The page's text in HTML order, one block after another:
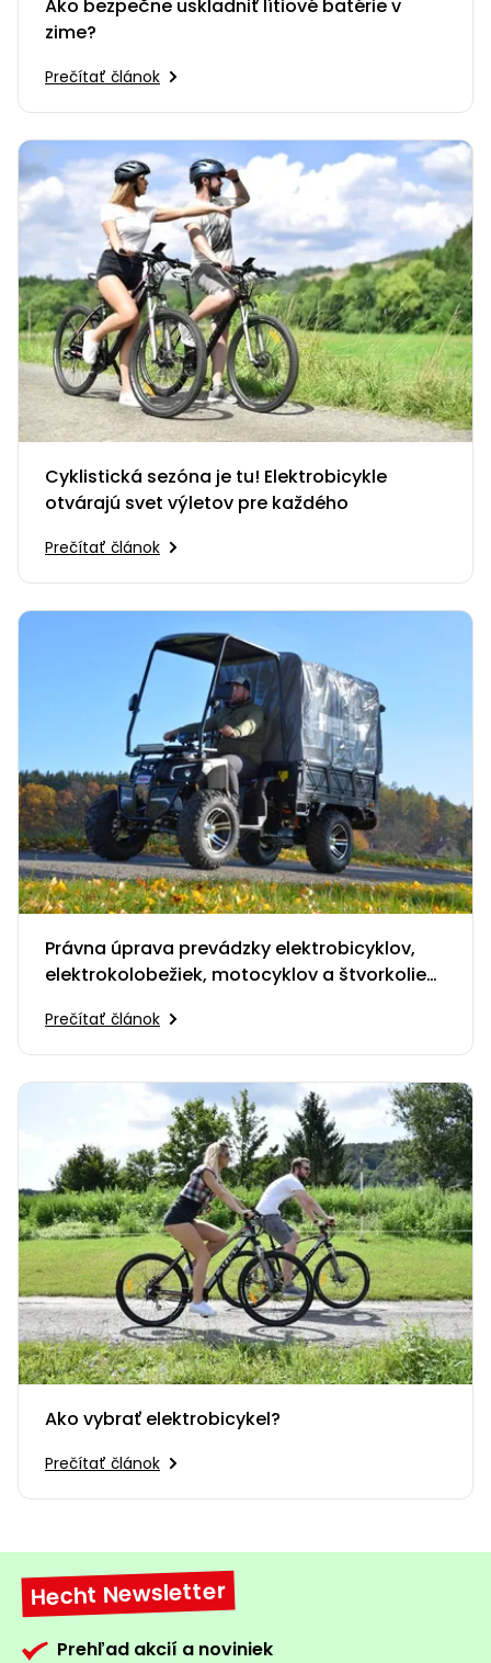
Ako bezpečne uskladniť lítiové batérie v
zime?
Prečítať článok
Cyklistická sezóna je tu! Elektrobicykle
otvárajú svet výletov pre každého
Prečítať článok
Právna úprava prevádzky elektrobicyklov,
elektrokolobežiek, motocyklov a štvorkoliek
Prečítať článok
Ako vybrať elektrobicykel?
Prečítať článok
Hecht Newsletter
Prehľad akcií a noviniek